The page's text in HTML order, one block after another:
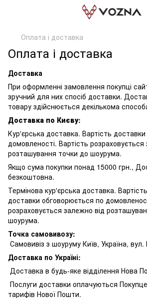
Оплата і доставка
Оплата і доставка
Доставка
При оформленні замовлення покупці
зручний для них спосіб доставки.
товару здійснюється декількома
Доставка по Києву:
Кур'єрська доставка. Вартість
домовленості. Вартість розраховується
розташування точки до шоурума.
Якщо сума покупки понад 15000 грн.,
безкоштовна.
Термінова кур'єрська доставка.
доставки обговорюється по
розраховується залежно від
шоурума.
Точка самовивозу:
Самовивіз з шоуруму Київ, Україна, вул.
Доставка по Україні:
Доставка в будь-яке відділення Нова
Послуги доставки оплачуються
тарифів Нової Пошти.